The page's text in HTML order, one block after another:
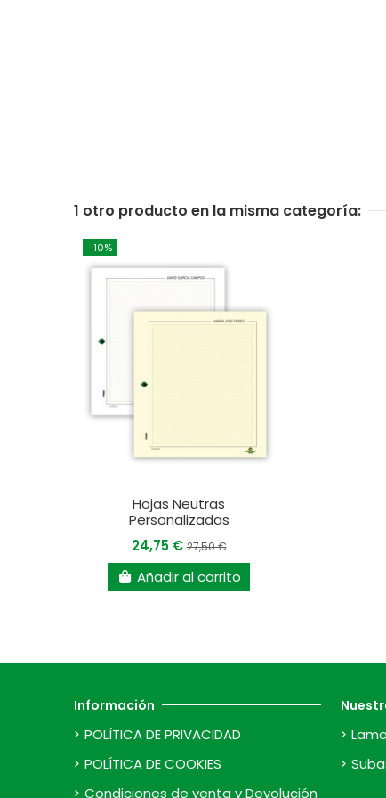
1 otro producto en la misma categoría:
-10%
Hojas Neutras
Personalizadas
24,75 €27,50 €
Añadir al carrito
Información
POLÍTICA DE PRIVACIDAD
POLÍTICA DE COOKIES
Condiciones de venta y Devolución